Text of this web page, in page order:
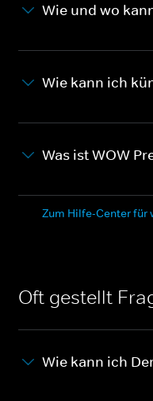
Wie und wo
Wie kann ich
Was ist WOW
Zum Hilfe-Center für
Oft gestellt
Wie kann ich